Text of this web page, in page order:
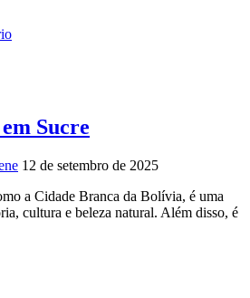
Sucre
12 de setembro de 2025
a Cidade Branca da Bolívia, é uma
cultura e beleza natural. Além disso, é